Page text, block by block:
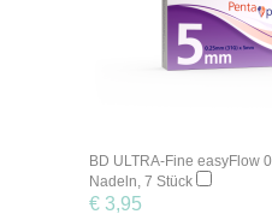
BD ULTRA-Fine easyFlow
Nadeln, 7 Stück
€ 3,95